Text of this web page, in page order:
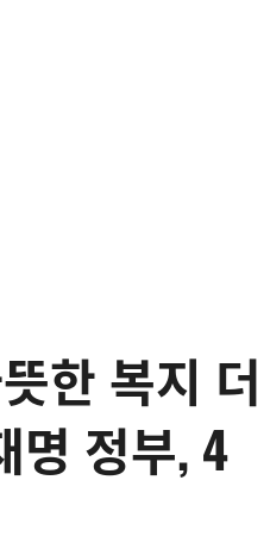
한 복지 더
명 정부, 4